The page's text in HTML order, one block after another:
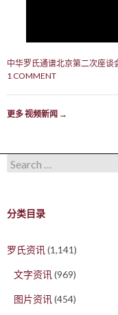
中华罗氏通谱北京第二次座谈
1 COMMENT
更多 视频新闻 →
Search for:
分类目录
罗氏资讯(1,141)
文字资讯(969)
图片资讯(454)